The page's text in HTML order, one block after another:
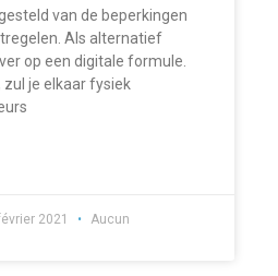
van de beperkingen
Als alternatief
op een digitale formule.
zul je elkaar fysiek
2021
Aucun